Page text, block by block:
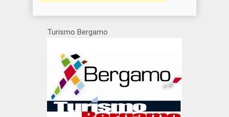
Turismo Bergamo